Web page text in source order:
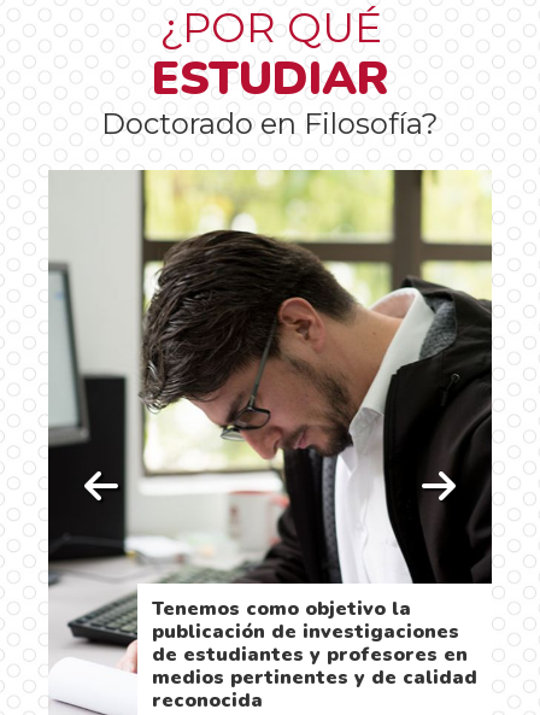
¿POR QUÉ
ESTUDIAR
Doctorado en Filosofía?
Tenemos como objetivo la
publicación de investigaciones
de estudiantes y profesores en
medios pertinentes y de calidad
reconocida